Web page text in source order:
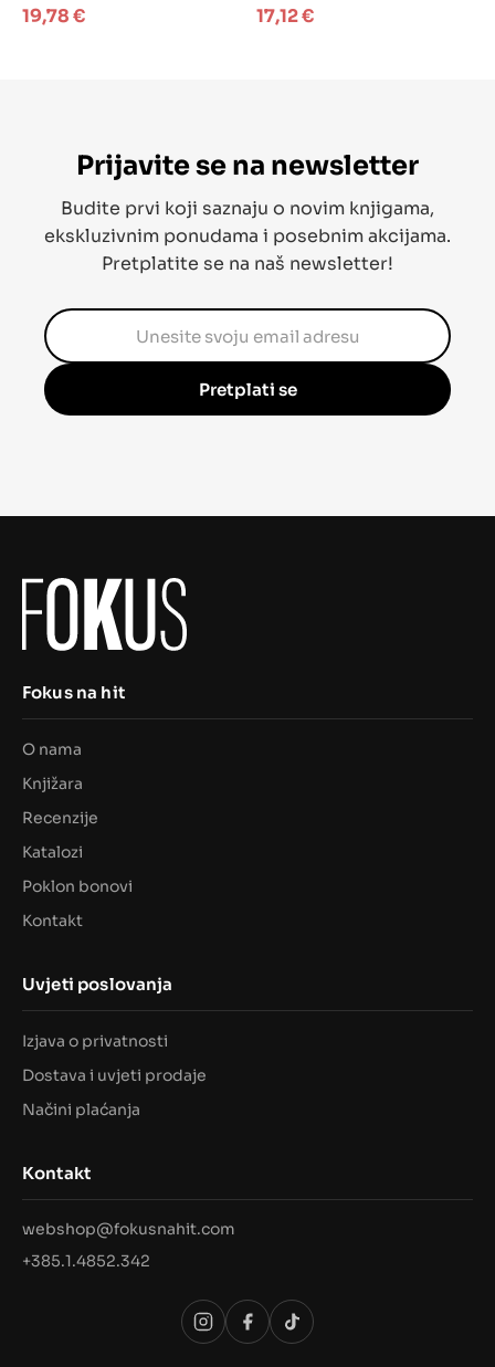
19,78€ 17,12€
Prijavite se na newsletter
Budite prvi koji saznaju o novim knjigama,
ekskluzivnim ponudama i posebnim akcijama.
Pretplatite se na naš newsletter!
Pretplati se
Fokus na hit
O nama
Knjižara
Recenzije
Katalozi
Poklon bonovi
Kontakt
Uvjeti poslovanja
Izjava o privatnosti
Dostava i uvjeti prodaje
Načini plaćanja
Kontakt
webshop@fokusnahit.com
+385.1.4852.342